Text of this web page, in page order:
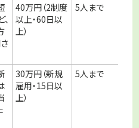
40万円（2制度
以上・60日以
上）
5人まで
30万円（新規
雇用・15日以
上）
5人まで